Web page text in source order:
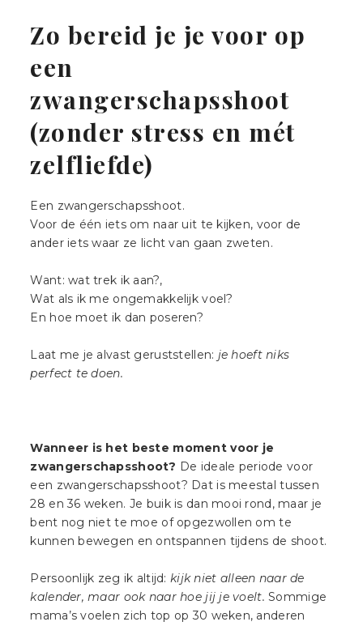
LANDGRAAF
ZIJN
Zo bereid je je voor op
een
zwangerschapsshoot
(zonder stress en mét
zelfliefde)
Een zwangerschapsshoot.
Voor de één iets om naar uit te kijken, voor de
ander iets waar ze licht van gaan zweten.
Want: wat trek ik aan?,
Wat als ik me ongemakkelijk voel?
En hoe moet ik dan poseren?
Laat me je alvast geruststellen: je hoeft niks
perfect te doen.
Wanneer is het beste moment voor je
zwangerschapsshoot? De ideale periode voor
een zwangerschapsshoot? Dat is meestal tussen
28 en 36 weken. Je buik is dan mooi rond, maar je
bent nog niet te moe of opgezwollen om te
kunnen bewegen en ontspannen tijdens de shoot.
Persoonlijk zeg ik altijd: kijk niet alleen naar de
kalender, maar ook naar hoe jij je voelt. Sommige
mama’s voelen zich top op 30 weken, anderen